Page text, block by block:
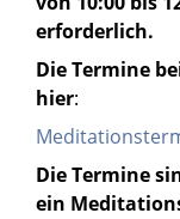
erforderlich.
Die Termine
hier:
Die Termine
ein